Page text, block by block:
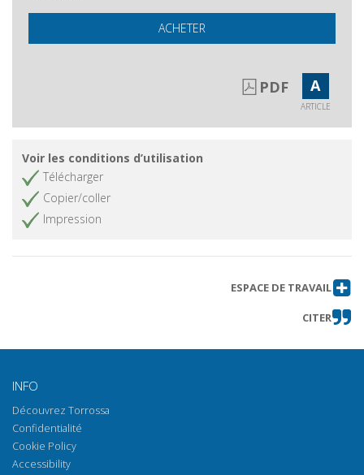
ACHETER
PDF A
ARTICLE
Voir les conditions d’utilisation
Télécharger
Copier/coller
Impression
ESPACE DE TRAVAIL
CITER
INFO
Découvrez Torrossa
Confidentialité
Cookie Policy
Accessibility